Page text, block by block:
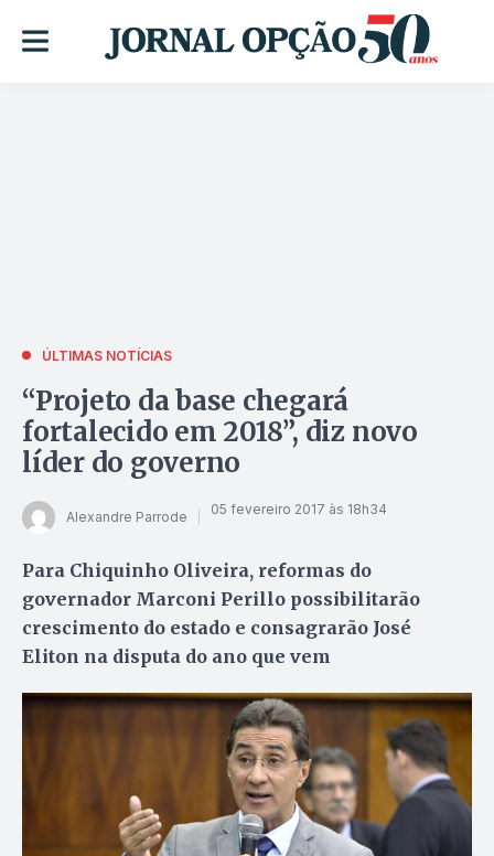
ÚLTIMAS NOTÍCIAS
“Projeto da base chegará
fortalecido em 2018”, diz novo
líder do governo
Alexandre Parrode 05 fevereiro 2017 às 18h34
Para Chiquinho Oliveira, reformas do
governador Marconi Perillo possibilitarão
crescimento do estado e consagrarão José
Eliton na disputa do ano que vem